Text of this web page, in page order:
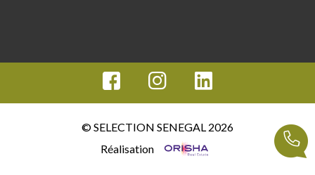
© SELECTION SENEGAL 2026
Réalisation